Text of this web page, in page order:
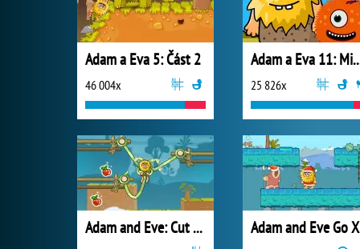
Adam a Eva 5: Část 2
46 004x
Adam a Eva
25 826x
Adam and Eve: Cut the Ropes